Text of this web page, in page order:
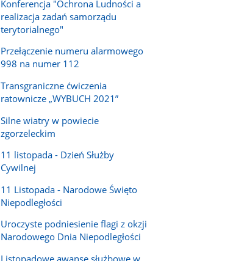
Konferencja "Ochrona Ludności a
realizacja zadań samorządu
terytorialnego"
Przełączenie numeru alarmowego
998 na numer 112
Transgraniczne ćwiczenia
ratownicze „WYBUCH 2021”
Silne wiatry w powiecie
zgorzeleckim
11 listopada - Dzień Służby
Cywilnej
11 Listopada - Narodowe Święto
Niepodległości
Uroczyste podniesienie flagi z okzji
Narodowego Dnia Niepodległości
Listopadowe awanse służbowe w